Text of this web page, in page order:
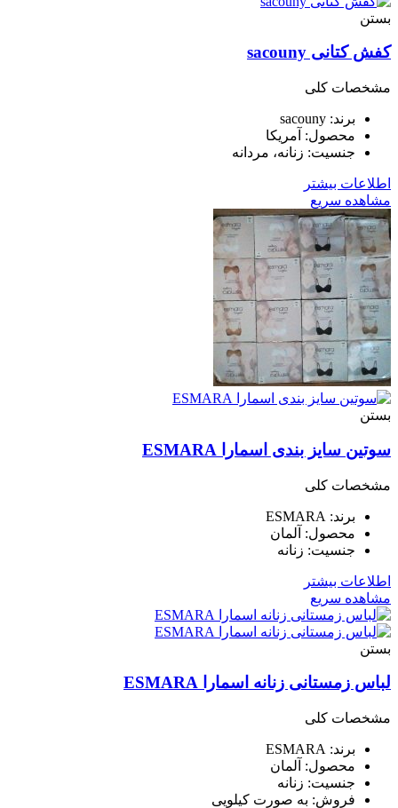
بستن
کفش کتانی ⁣sacouny
مشخصات کلی
برند: ⁣sacouny
محصول: آمریکا
جنسیت: زنانه، مردانه
اطلاعات بیشتر
مشاهده سریع
بستن
سوتین سایز بندی اسمارا ESMARA
مشخصات کلی
برند: ESMARA
محصول: آلمان
جنسیت: زنانه
اطلاعات بیشتر
مشاهده سریع
بستن
لباس زمستانی زنانه اسمارا ESMARA
مشخصات کلی
برند: ESMARA
محصول: آلمان
جنسیت: زنانه
فروش: به صورت کیلویی